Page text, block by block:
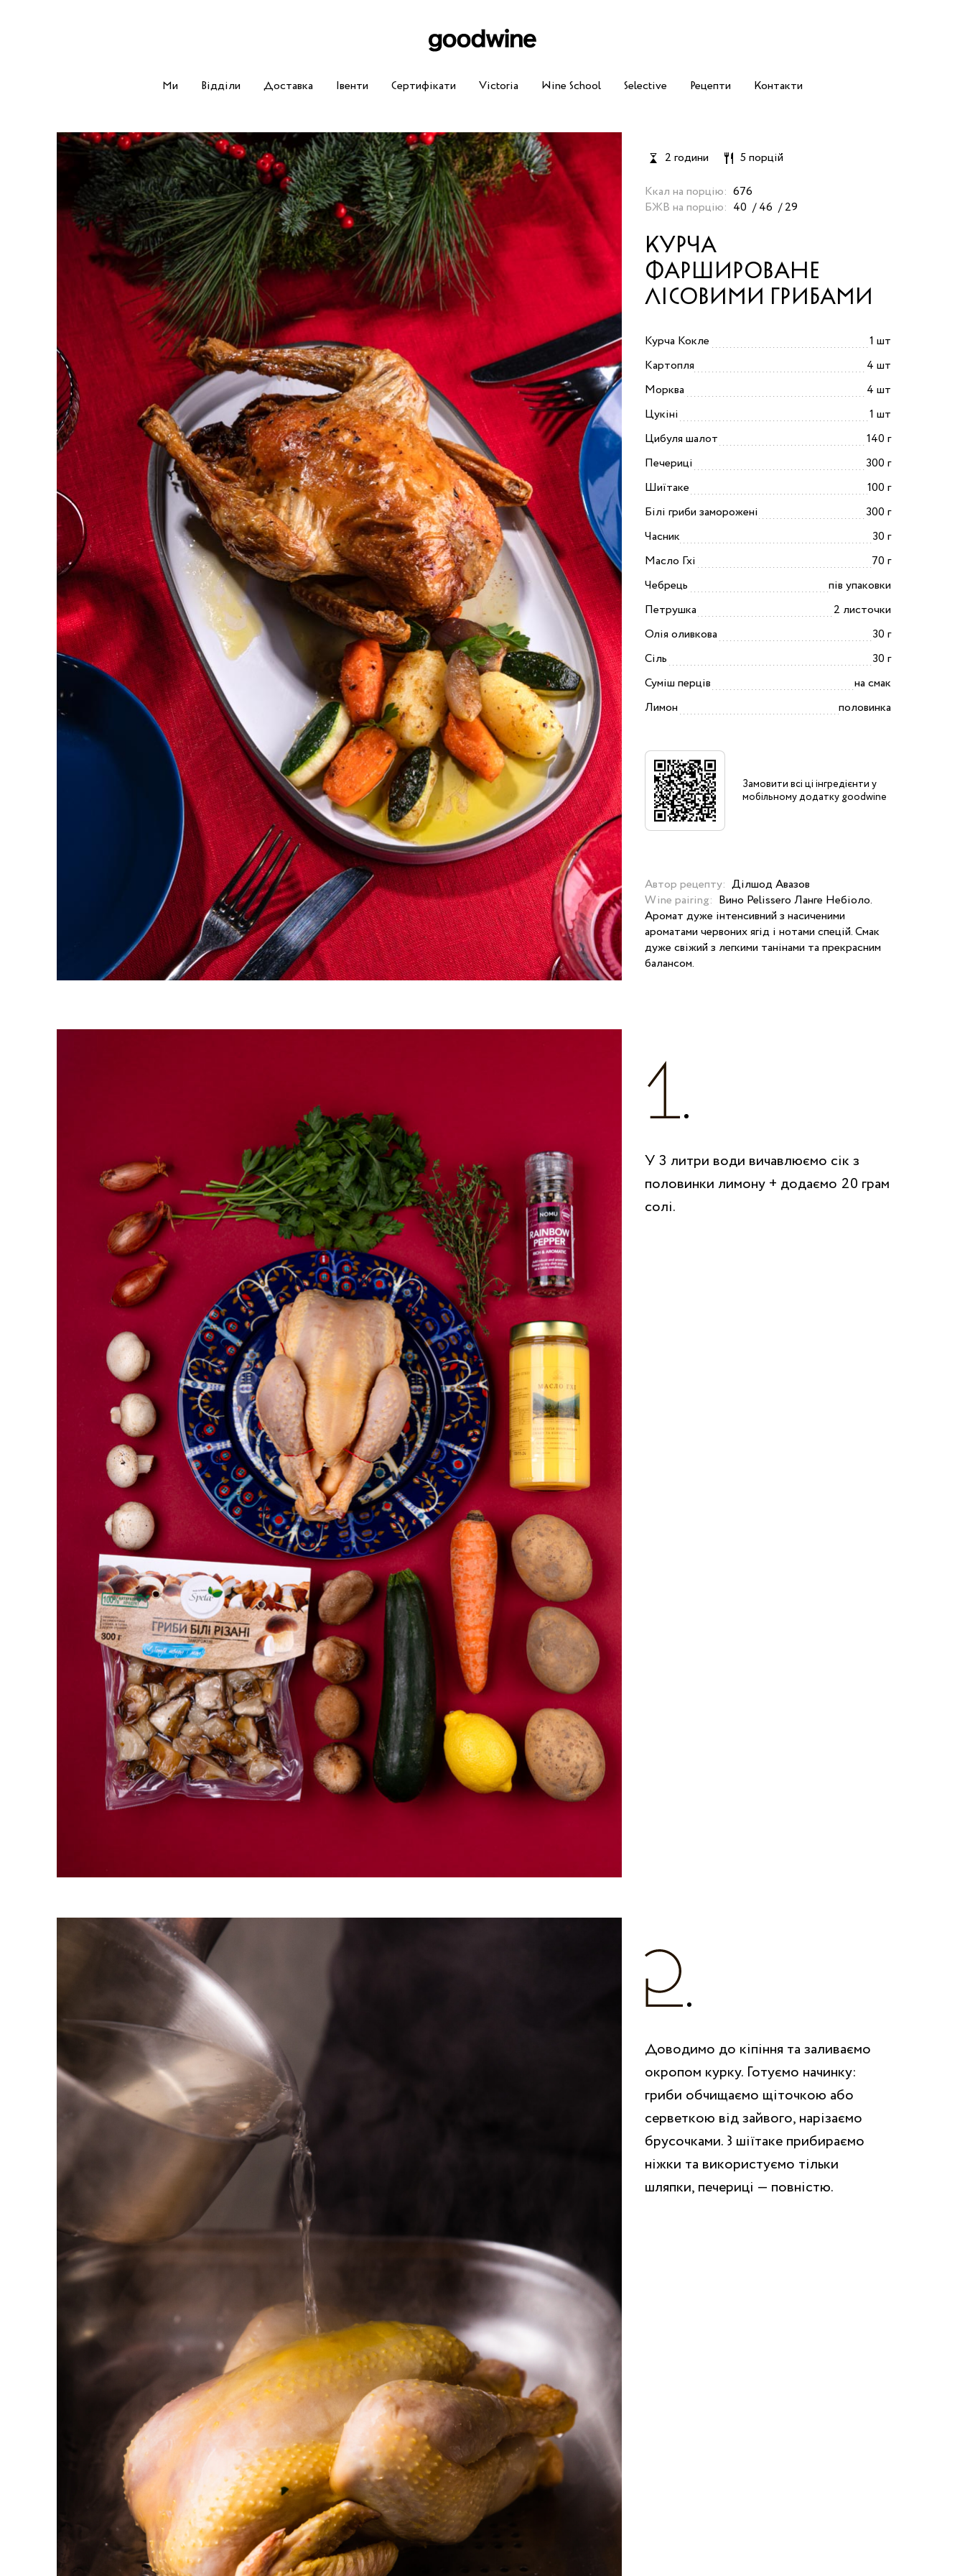
Ми Відділи Доставка Івенти Сертифікати Victoria Wine School Selective Рецепти Контакти
2 години 5 порцій
Ккал на порцію: 676
БЖВ на порцію: 40 46 29
КУРЧА
ФАРШИРОВАНЕ
ЛІСОВИМИ ГРИБАМИ
Курча Кокле
1 шт
Картопля
4 шт
Морква
4 шт
Цукіні
1 шт
Цибуля шалот
140 г
Печериці
300 г
Шиїтаке
100 г
Білі гриби заморожені
300 г
Часник
30 г
Масло Гхі
70 г
Чебрець
пів упаковки
Петрушка
2 листочки
Олія оливкова
30 г
Сіль
30 г
Суміш перців
на смак
Лимон
половинка
Замовити всі ці інгредієнти у
мобільному додатку goodwine
Автор рецепту: Ділшод Авазов
Wine pairing: Вино Pelissero Ланге Небіоло.
Аромат дуже інтенсивний з насиченими
ароматами червоних ягід і нотами спецій. Смак
дуже свіжий з легкими танінами та прекрасним
балансом.
У 3 литри води вичавлюємо сік з
половинки лимону + додаємо 20 грам
солі.
Доводимо до кіпіння та заливаємо
окропом курку. Готуємо начинку:
гриби обчищаємо щіточкою або
серветкою від зайвого, нарізаємо
брусочками. З шіїтаке прибираємо
ніжки та використуємо тільки
шляпки, печериці — повністю.